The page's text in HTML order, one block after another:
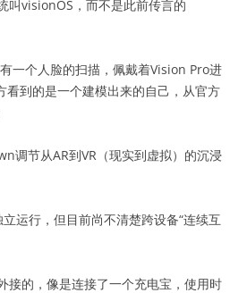
叫visionOS，而不是此前传言的
一个人脸的扫描，佩戴着Vision Pro进
到的是一个建模出来的自己，从官方
调节从AR到VR（现实到虚拟）的沉浸
运行，但目前尚不清楚跨设备“连续互
接的，像是连接了一个充电宝，使用时